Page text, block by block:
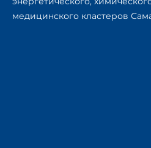
медицинского кластеров